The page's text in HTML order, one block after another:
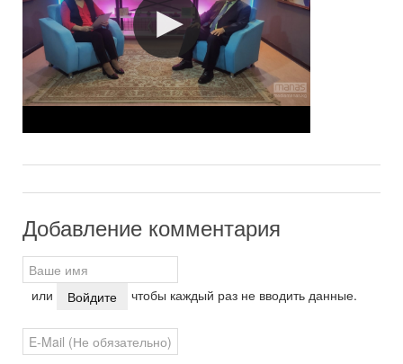
Добавление комментария
или Войдите чтобы каждый раз не вводить данные.